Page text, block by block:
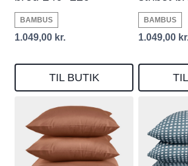
BAMBUS
1.049,00 kr.
TIL BUTIK
BAMBUS
1.049,00